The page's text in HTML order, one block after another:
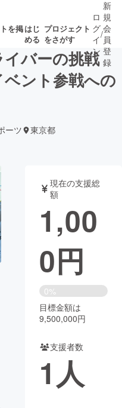
を掲はじ
める
プロジェクト
をさがす
書籍・雑誌
チャレンジ
CAMPFIRE Creation
ya コミュニティ
ロ
グ
イ
ン
/
新
規
会
員
登
録
バーの挑戦
ント参戦への
ーツ 東京都
現在の支援総
額
1,00
0円
0%
目標金額は
9,500,000円
支援者数
1人